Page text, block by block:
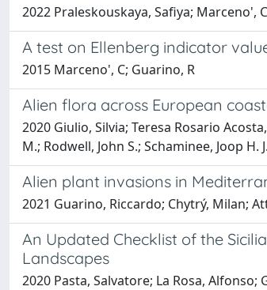
2022 Praleskouskaya, Safiya; Marceno',
A test on Ellenberg indicator
2015 Marceno', C; Guarino, R
Alien flora across European
2020 Giulio, Silvia; Teresa Rosario
M.; Rodwell, John S.; Schaminee, Joop
Alien plant invasions in
2021 Guarino, Riccardo; Chytrý, Milan;
An Updated Checklist of the
Landscapes
2020 Pasta, Salvatore; La Rosa,